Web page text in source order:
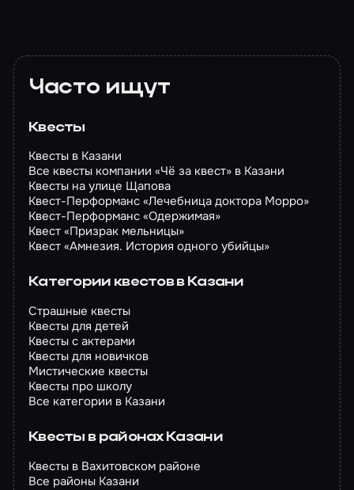
Часто ищут
Квесты
Квесты в Казани
Все квесты компании «Чё за квест» в Казани
Квесты на улице Щапова
Квест-Перформанс «Лечебница доктора Морро»
Квест-Перформанс «Одержимая»
Квест «Призрак мельницы»
Квест «Амнезия. История одного убийцы»
Категории квестов в Казани
Страшные квесты
Квесты для детей
Квесты с актерами
Квесты для новичков
Мистические квесты
Квесты про школу
Все категории в Казани
Квесты в районах Казани
Квесты в Вахитовском районе
Все районы Казани